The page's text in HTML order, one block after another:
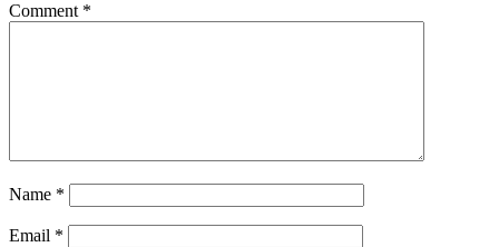
Comment *
Name *
Email *